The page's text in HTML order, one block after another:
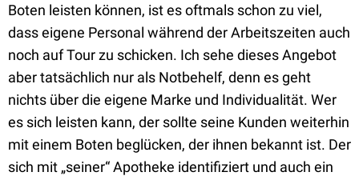
Boten leisten können, ist es oftmals schon zu viel,
dass eigene Personal während der Arbeitszeiten auch
noch auf Tour zu schicken. Ich sehe dieses Angebot
aber tatsächlich nur als Notbehelf, denn es geht
nichts über die eigene Marke und Individualität. Wer
es sich leisten kann, der sollte seine Kunden weiterhin
mit einem Boten beglücken, der ihnen bekannt ist. Der
sich mit „seiner“ Apotheke identifiziert und auch ein